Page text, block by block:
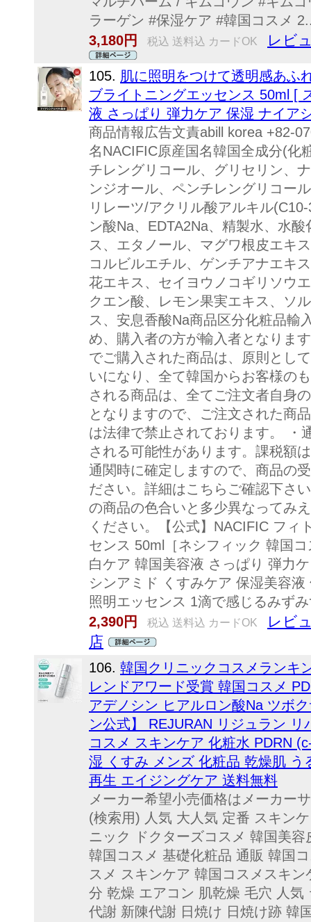
ラーゲン #保湿ケア #韓国コスメ
3,180円
税込 送料込 カードOK レビ
105. 肌に照明をつけて透明感あふ
ブライトニングエッセンス 50ml [
液 さっぱり 弾力ケア 保湿 ナイア
商品情報広告文責abill korea +82-
名NACIFIC原産国名韓国全成分(化
チレングリコール、グリセリン、
ンジオール、ペンチレングリコー
リレーツ/アクリル酸アルキル
ン酸Na、EDTA2Na、精製水、水
ス、エタノール、マグワ根皮エキ
コルビルエチル、ゲンチアナエキ
花エキス、セイヨウノコギリソウ
クエン酸、レモン果実エキス、ソ
ス、安息香酸Na商品区分化粧品輸
め、購入者の方が輸入者となりま
でご購入された商品は、原則とし
いになり、全て韓国からお客様の
される商品は、全てご注文者自身
となりますので、ご注文された商
は法律で禁止されております。 ・
される可能性があります。課税額
通関時に確定しますので、商品の
ださい。詳細はこちらご確認下さ
の商品の色合いと多少異なってみ
ください。【公式】NACIFIC フィ
センス 50ml［ネシフィック 韓国
白ケア 韓国美容液 さっぱり 弾力
シンアミド くすみケア 保湿美容
照明エッセンス 1滴で感じるみず
2,390円
税込 送料込 カードOK
レビ
店
106. 韓国クリニックコスメランキ
レンドアワード受賞 韓国コスメ
アデノシン ヒアルロン酸Na ツボ
ン公式】 REJURAN リジュラン
コスメ スキンケア 化粧水 PDRN
湿 くすみ メンズ 化粧品 乾燥肌
再生 エイジングケア 送料無料
メーカー希望小売価格はメーカー
(検索用) 人気 大人気 定番 スキン
ニック ドクターズコスメ 韓国美
韓国コスメ 基礎化粧品 通販 韓国
スメ スキンケア 韓国コスメスキ
分 乾燥 エアコン 肌乾燥 毛穴 人
代謝 新陳代謝 日焼け 日焼け跡 韓